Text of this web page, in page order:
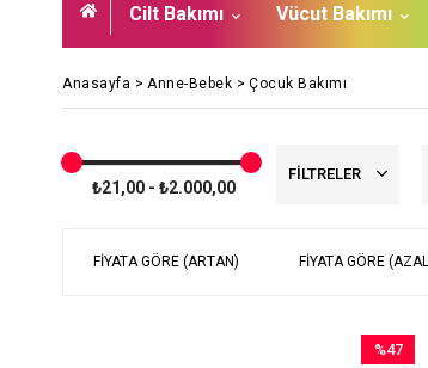
Cilt Bakımı Vücut Bakımı
Anasayfa > Anne-Bebek > Çocuk Bakımı
₺21,00 - ₺2.000,00
FILTRELER
FIYATA GÖRE (ARTAN) FIYATA GÖRE
%47